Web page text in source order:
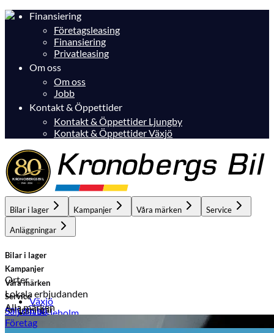
Finansiering
Företagsleasing
Finansiering
Privatleasing
Om oss
Om oss
Jobb
Kontakt & Öppettider
Kontakt & Öppettider Ljungby
Kontakt & Öppettider Växjö
Bilar i lager Kampanjer Våra märken Service
Anläggningar
Bilar i lager
Orter
Växjö
Hässleholm
Ljungby
Kampanjer
Lokala erbjudanden
Ljungby
Växjö
Våra märken
Alla märken
Service
Anläggningar
Sälj din bil
Företag